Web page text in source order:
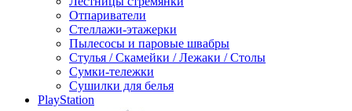
Отпариватели
Стеллажи-этажерки
Пылесосы и паровые швабры
Стулья / Скамейки / Лежаки / Столы
Сумки-тележки
Сушилки для белья
PlayStation